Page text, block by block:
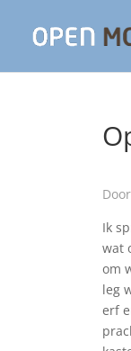
Ik
wat
om
leg
erf